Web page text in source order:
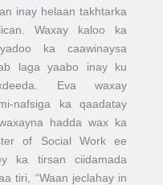
inay helaan takhtarka
Waxay kaloo ka
ka caawinaysa
laga yaabo inay ku
Eva waxay
nafsiga ka qaadatay
hadda wax ka
of Social Work ee
ka tirsan ciidamada
tiri, “Waan jeclahay in